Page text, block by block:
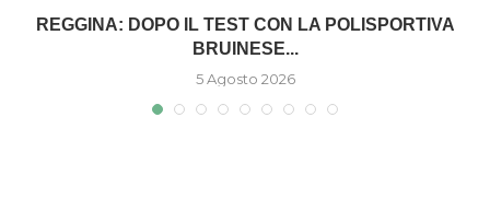
REGGINA: DOPO IL TEST CON LA POLISPORTIVA
BRUINESE...
5 Agosto 2026